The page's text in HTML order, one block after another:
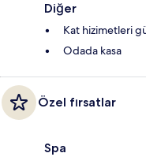
Diğer
Kat hizimetleri
Odada kasa
Özel fırsatlar
Spa